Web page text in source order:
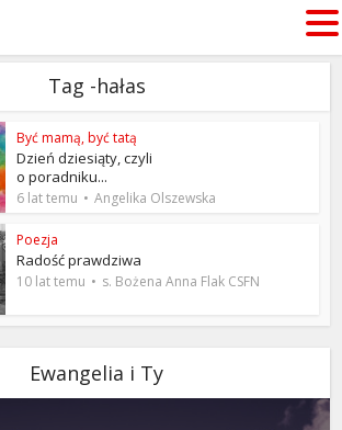
Tag -hałas
Być mamą, być tatą
Dzień dziesiąty, czyli
o poradniku...
6 lat temu Angelika Olszewska
Poezja
Radość prawdziwa
10 lat temu s. Bożena Anna Flak CSFN
Ewangelia i Ty